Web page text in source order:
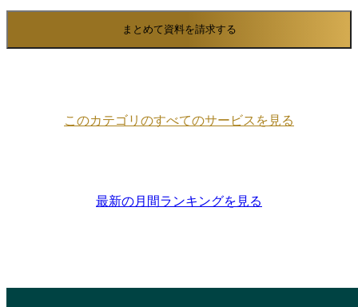
画面、操作メニューを自社フローに合わせて ノン
プログラミングでカスタマイズ！ 使いながら改善
していけるので、現場に定着しやすい！
まとめて資料を請求する
このカテゴリのすべてのサービスを見る
最新の月間ランキングを見る